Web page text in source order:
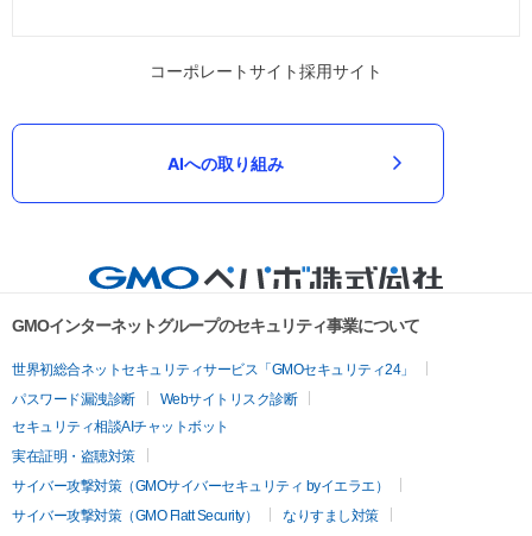
コーポレートサイト採用サイト
AIへの取り組み
GMOインターネットグループのセキュリティ事業について
世界初総合ネットセキュリティサービス「GMOセキュリティ24」
パスワード漏洩診断
Webサイトリスク診断
セキュリティ相談AIチャットボット
実在証明・盗聴対策
サイバー攻撃対策（GMOサイバーセキュリティ byイエラエ）
サイバー攻撃対策（GMO Flatt Security）
なりすまし対策